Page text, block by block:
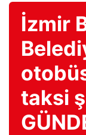
İzmir
taksi